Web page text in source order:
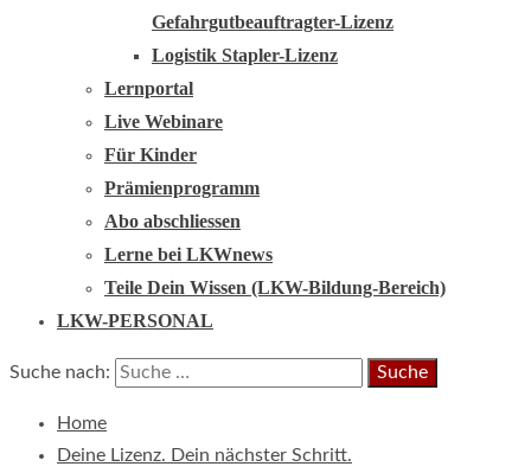
Gefahrgutbeauftragter-Lizenz
Logistik Stapler-Lizenz
Lernportal
Live Webinare
Für Kinder
Prämienprogramm
Abo abschliessen
Lerne bei LKWnews
Teile Dein Wissen (LKW-Bildung-Bereich)
LKW-PERSONAL
Suche nach:
Home
Deine Lizenz. Dein nächster Schritt.